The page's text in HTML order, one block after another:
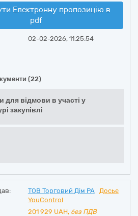
Електронну пропозицію в
pdf
02-02-2026, 11:25:54
(22)
для відмови в участі у
закупівлі
ТОВ Торговий Дім РА
Досьє
YouControl
201 929 UAH, без ПДВ